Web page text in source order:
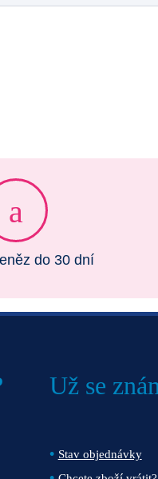
do 30 dní
Už se
Stav objednávky